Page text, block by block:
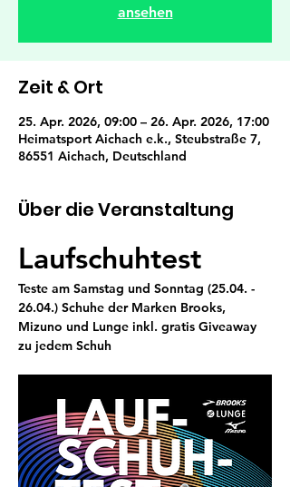
ansehen
Zeit & Ort
25. Apr. 2026, 09:00 – 26. Apr. 2026, 17:00
Heimatsport Aichach e.k., Steubstraße 7,
86551 Aichach, Deutschland
Über die Veranstaltung
Laufschuhtest
Teste am Samstag und Sonntag (25.04. -
26.04.) Schuhe der Marken Brooks,
Mizuno und Lunge inkl. gratis Giveaway
zu jedem Schuh